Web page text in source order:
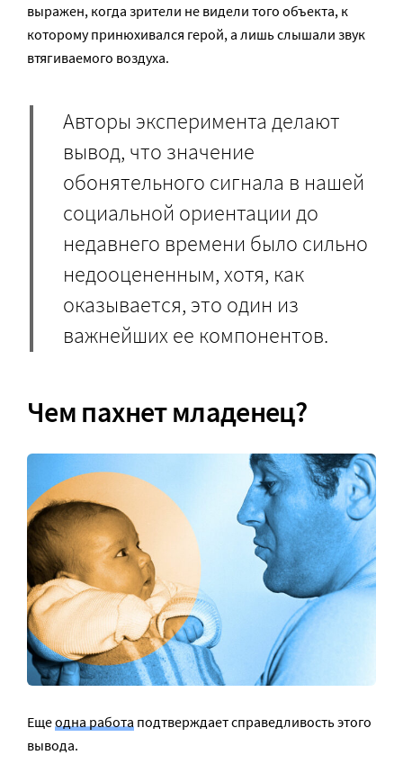
выражен, когда зрители не видели того объекта, к
которому принюхивался герой, а лишь слышали звук
втягиваемого воздуха.
Авторы эксперимента делают
вывод, что значение
обонятельного сигнала в нашей
социальной ориентации до
недавнего времени было сильно
недооцененным, хотя, как
оказывается, это один из
важнейших ее компонентов.
Чем пахнет младенец?
Ещеодна работа подтверждает справедливость этого
вывода.